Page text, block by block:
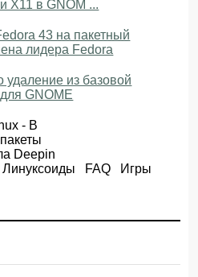
X11 в GNOM ...
43 на пакетный
лидера Fedora
из базовой
GNOME
- В
Deepin
Линуксоиды FAQ Игры